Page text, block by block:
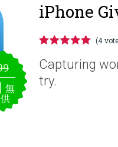
無
iPhone
(4
Capturing
try.